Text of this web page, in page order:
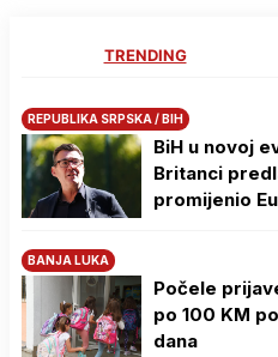
TRENDING
REPUBLIKA SRPSKA / BIH
BiH u novoj
Britanci
promijenio
BANJA LUKA
Počele
po 100 KM
dana